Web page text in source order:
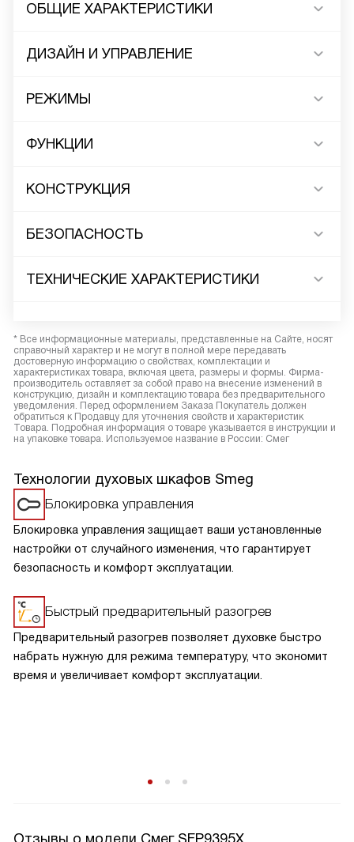
ОБЩИЕ ХАРАКТЕРИСТИКИ
ДИЗАЙН И УПРАВЛЕНИЕ
РЕЖИМЫ
ФУНКЦИИ
КОНСТРУКЦИЯ
БЕЗОПАСНОСТЬ
ТЕХНИЧЕСКИЕ ХАРАКТЕРИСТИКИ
* Все информационные материалы, представленные на Сайте, носят
справочный характер и не могут в полной мере передавать
достоверную информацию о свойствах, комплектации и
характеристиках товара, включая цвета, размеры и формы. Фирма-
производитель оставляет за собой право на внесение изменений в
конструкцию, дизайн и комплектацию товара без предварительного
уведомления. Перед оформлением Заказа Покупатель должен
обратиться к Продавцу для уточнения свойств и характеристик
Товара. Подробная информация о товаре указывается в инструкции и
на упаковке товара. Используемое название в России: Смег
Технологии духовых шкафов Smeg
Блокировка управления
Блокировка управления защищает ваши установленные
настройки от случайного изменения, что гарантирует
безопасность и комфорт эксплуатации.
Быстрый предварительный разогрев
Предварительный разогрев позволяет духовке быстро
набрать нужную для режима температуру, что экономит
время и увеличивает комфорт эксплуатации.